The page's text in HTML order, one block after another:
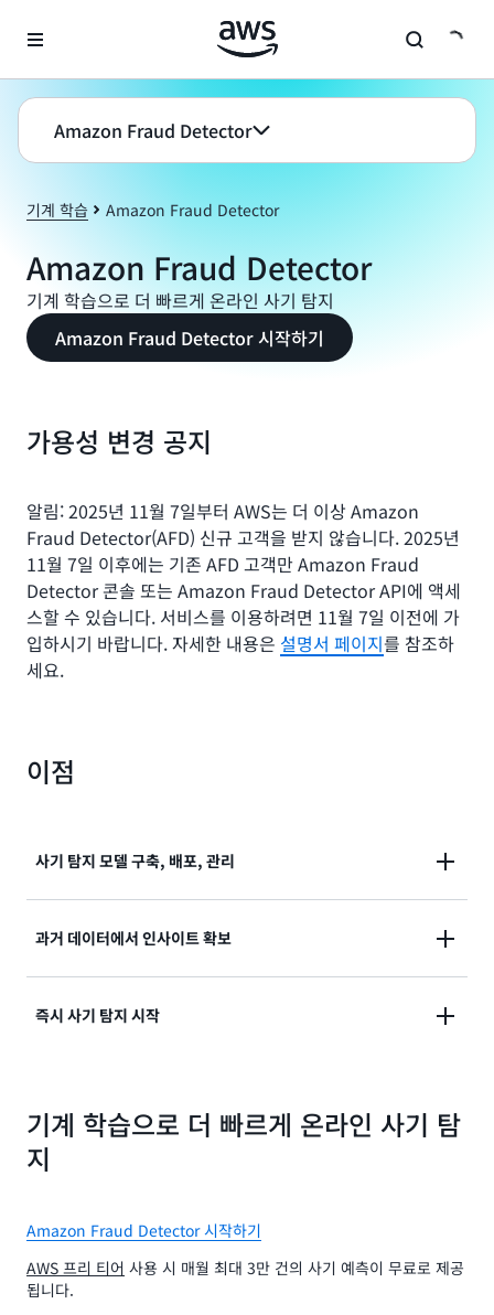
Amazon Fraud Detector
기계 학습 Amazon Fraud Detector
Amazon Fraud Detector
기계 학습으로 더 빠르게 온라인 사기 탐지
Amazon Fraud Detector 시작하기
가용성 변경 공지
알림: 2025년 11월 7일부터 AWS는 더 이상 Amazon
Fraud Detector(AFD) 신규 고객을 받지 않습니다. 2025년
11월 7일 이후에는 기존 AFD 고객만 Amazon Fraud
Detector 콘솔 또는 Amazon Fraud Detector API에 액세
스할 수 있습니다. 서비스를 이용하려면 11월 7일 이전에 가
입하시기 바랍니다. 자세한 내용은 설명서 페이지를 참조하
세요.
이점
사기 탐지 모델 구축, 배포, 관리
이전 기계 학습(ML) 경험 없이도 사기 탐지 모델을 구축,
과거 데이터에서 인사이트 확보
과거 데이터와 20년 이상의 Amazon 경험에서 통찰력
즉시 사기 탐지 시작
모델을 쉽게 개선하고, 결과를 배포하여 중요한 예측을
생성합니다.
기계 학습으로 더 빠르게 온라인 사기 탐
지
Amazon Fraud Detector 시작하기
AWS 프리 티어 사용 시 매월 최대 3만 건의 사기 예측이 무료로 제공
됩니다.